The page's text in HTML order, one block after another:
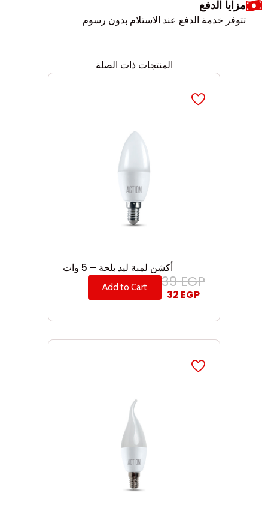
مزايا الدفع
تتوفر خدمة الدفع عند الاستلام بدون رسوم
المنتجات ذات الصلة
أكشن لمبة ليد بلحة – 5 وات
39EGP
32 EGP
Add to Cart